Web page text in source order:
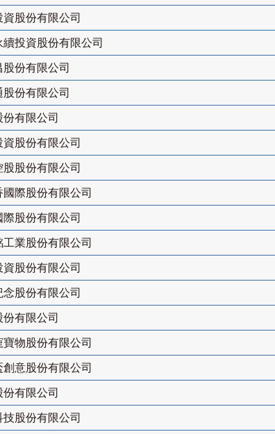
資股份有限公司
續投資股份有限公司
股份有限公司
股份有限公司
份有限公司
資股份有限公司
股股份有限公司
國際股份有限公司
際股份有限公司
工業股份有限公司
資股份有限公司
念股份有限公司
份有限公司
寶物股份有限公司
創意股份有限公司
有限公司
技股份有限公司